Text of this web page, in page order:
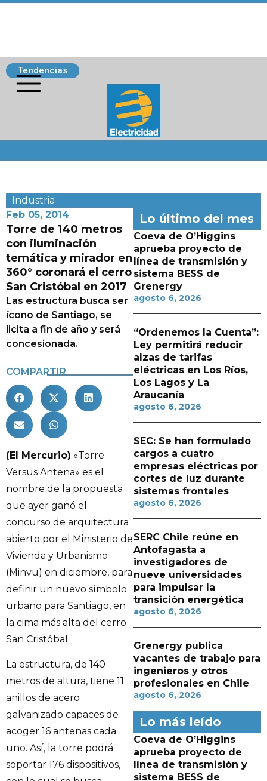
Tendencias
Industria
Feb 05, 2014
Torre de 140 metros
con iluminación
temática y mirador en
360° coronará el cerro
San Cristóbal en 2017
Las estructura busca ser
ícono de Santiago, se
licita a fin de año y será
concesionada.
COMPARTIR
(El Mercurio) «Torre
Versus Antena» es el
nombre de la propuesta
que ayer ganó el
concurso de arquitectura
abierto por el Ministerio de
Vivienda y Urbanismo
(Minvu) en diciembre, para
definir un nuevo símbolo
urbano para Santiago, en
la cima más alta del cerro
San Cristóbal.
La estructura, de 140
metros de altura, tiene 11
anillos de acero
galvanizado capaces de
acoger 16 antenas cada
uno. Así, la torre podrá
soportar 176 dispositivos,
Lo último del mes
Coeva de O’Higgins
aprueba proyecto de
línea de transmisión y
sistema BESS de
Grenergy
agosto 6, 2026
“Ordenemos la Cuenta”:
Ley permitirá reducir
alzas de tarifas
eléctricas en Los Ríos,
Los Lagos y La
Araucanía
agosto 6, 2026
SEC: Se han formulado
cargos a cuatro
empresas eléctricas por
cortes de luz durante
sistemas frontales
agosto 6, 2026
SERC Chile reúne en
Antofagasta a
investigadores de
nueve universidades
para impulsar la
transición energética
agosto 6, 2026
Grenergy publica
vacantes de trabajo para
ingenieros y otros
profesionales en Chile
agosto 6, 2026
Lo más leído
Coeva de O’Higgins
aprueba proyecto de
línea de transmisión y
sistema BESS de